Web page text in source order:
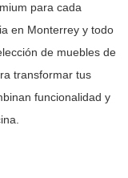
para cada
en Monterrey y todo
de muebles de
transformar tus
funcionalidad y